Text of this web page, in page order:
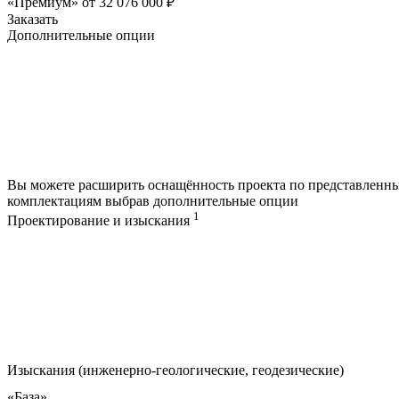
Заказать
Дополнительные опции
Вы можете расширить оснащённость проекта по
комплектациям выбрав дополнительные опции
Проектирование и изыскания 1
Изыскания (инженерно-геологические, геодезические)